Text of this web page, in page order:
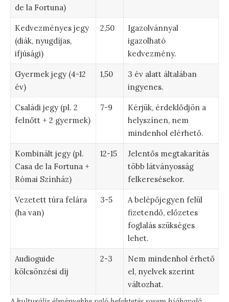
de la Fortuna)
Kedvezményes jegy
(diák, nyugdíjas,
ifjúsági)
2,50
Igazolvánnyal
igazolható
kedvezmény.
Gyermek jegy (4-12
év)
1,50
3 év alatt általában
ingyenes.
Családi jegy (pl. 2
felnőtt + 2 gyermek)
7-9
Kérjük, érdeklődjön a
helyszínen, nem
mindenhol elérhető.
Kombinált jegy (pl.
Casa de la Fortuna +
Római Színház)
12-15
Jelentős megtakarítás
több látványosság
felkeresésekor.
Vezetett túra felára
(ha van)
3-5
A belépőjegyen felül
fizetendő, előzetes
foglalás szükséges
lehet.
Audioguide
kölcsönzési díj
2-3
Nem mindenhol érhető
el, nyelvek szerint
változhat.